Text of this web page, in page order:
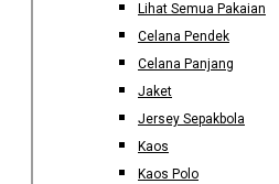
Lihat Semua Pakaian
Celana Pendek
Celana Panjang
Jaket
Jersey Sepakbola
Kaos
Kaos Polo